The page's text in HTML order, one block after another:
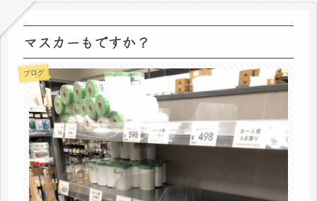
マスカーもですか？
ブログ